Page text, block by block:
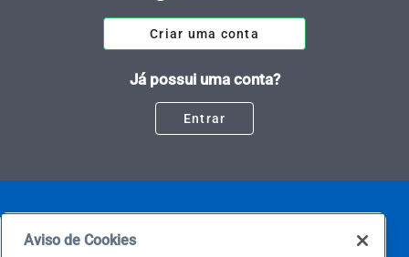
Criar uma conta
Já possui uma conta?
Entrar
Aviso de Cookies